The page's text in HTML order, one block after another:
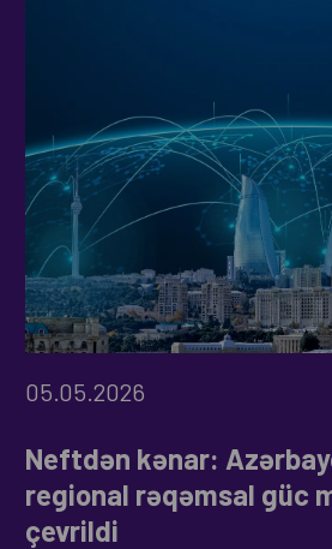
05.05.2026
Neftdən kənar:
regional rəqəmsal güc
çevrildi